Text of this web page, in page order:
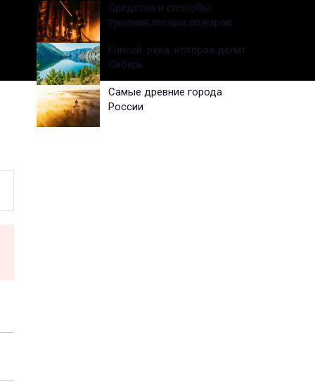
Средства и способы
тушения лесных пожаров
Енисей: река, которая делит
Сибирь
Самые древние города
России